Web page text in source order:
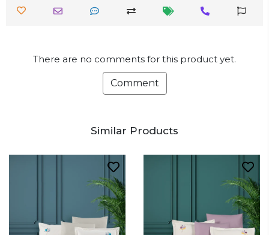
There are no comments for this product yet.
Comment
Similar Products